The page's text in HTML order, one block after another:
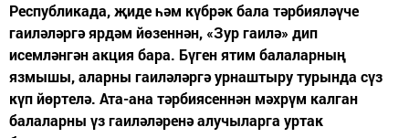
Республикада, җиде һәм күбрәк бала тәрбияләүче
гаиләләргә ярдәм йөзеннән, «Зур гаилә» дип
исемләнгән акция бара. Бүген ятим балаларның
язмышы, аларны гаиләләргә урнаштыру турында сүз
күп йөртелә. Ата-ана тәрбиясеннән мәхрүм калган
балаларны үз гаиләләренә алучыларга уртак